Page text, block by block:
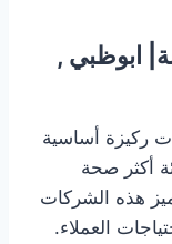
ابوظبي ,
ركيزة أساسية
أكثر صحة
هذه الشركات
العملاء.